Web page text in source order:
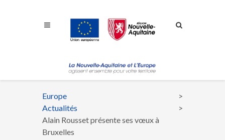
Fil
d'Ariane
Europe
Actualités
Alain Rousset présente ses vœux à
Bruxelles